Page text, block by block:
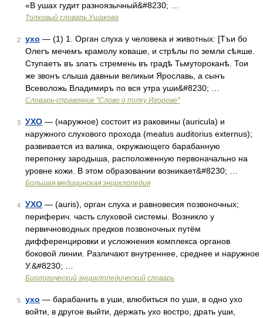
«В ушах гудит разноязычный&#8230; …
Толковый словарь Ушакова
2 ухо — (1) 1. Орган слуха у человека и животных: [Тъи бо
Олегъ мечемъ крамолу коваше, и стрѣлы по земли сѣяше.
Ступаетъ въ златъ стремень въ градѣ Тьмутороканѣ. Тои
же звонъ слыша давныи великыи Ярославь, а сынъ
Всеволожь Владимиръ по вся утра уши&#8230; …
Словарь-справочник "Слово о полку Игореве"
3 УХО — (наружное) состоит из раковины (auricula) и
наружного слухового прохода (meatus auditorius externus);
развивается из валика, окружающего барабанную
перепонку зародыша, расположенную первоначально на
уровне кожи. В этом образовании возникает&#8230; …
Большая медицинская энциклопедия
4 УХО — (auris), орган слуха и равновесия позвоночных;
периферич. часть слуховой системы. Возникло у
первичноводных предков позвоночных путём
дифференцировки и усложнения комплекса органов
боковой линии. Различают внутреннее, среднее и наружное
У.&#8230; …
Биологический энциклопедический словарь
5 ухо — барабанить в уши, влюбиться по уши, в одно ухо
войти, в другое выйти, держать ухо востро, драть уши,